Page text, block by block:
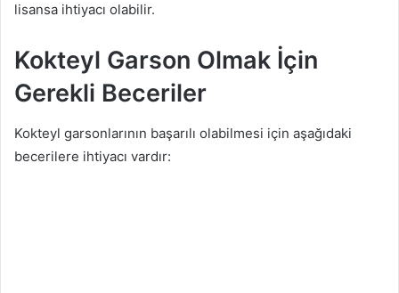
lisansa ihtiyacı olabilir.
Kokteyl Garson Olmak İçin
Gerekli Beceriler
Kokteyl garsonlarının başarılı olabilmesi için aşağıdaki
becerilere ihtiyacı vardır: